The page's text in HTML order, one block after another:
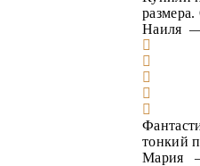
Наиля
тонкий
Мария